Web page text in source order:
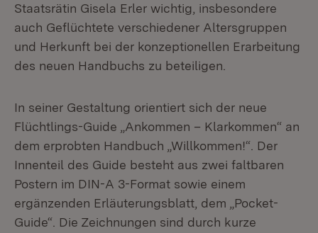
Staatsrätin Gisela Erler wichtig, insbesondere
auch Geflüchtete verschiedener Altersgruppen
und Herkunft bei der konzeptionellen Erarbeitung
des neuen Handbuchs zu beteiligen.
In seiner Gestaltung orientiert sich der neue
Flüchtlings-Guide „Ankommen – Klarkommen“ an
dem erprobten Handbuch „Willkommen!“. Der
Innenteil des Guide besteht aus zwei faltbaren
Postern im DIN-A 3-Format sowie einem
ergänzenden Erläuterungsblatt, dem „Pocket-
Guide“. Die Zeichnungen sind durch kurze